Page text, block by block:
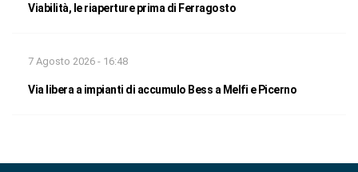
Viabilità, le riaperture prima di Ferragosto
7 Agosto 2026 - 16:48
Via libera a impianti di accumulo Bess a Melfi e Picerno